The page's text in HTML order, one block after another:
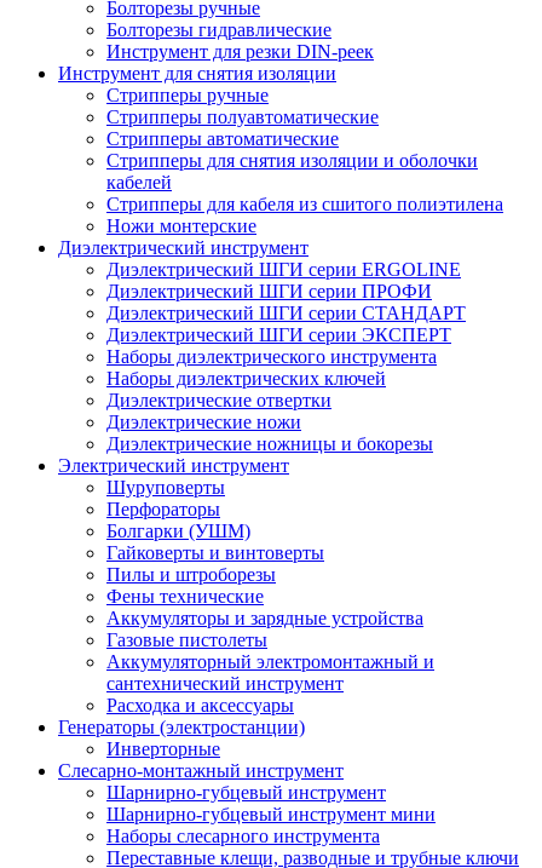
Болторезы ручные
Болторезы гидравлические
Инструмент для резки DIN-реек
Инструмент для снятия изоляции
Cтрипперы ручные
Cтрипперы полуавтоматические
Cтрипперы автоматические
Стрипперы для снятия изоляции и оболочки
кабелей
Стрипперы для кабеля из сшитого полиэтилена
Ножи монтерские
Диэлектрический инструмент
Диэлектрический ШГИ серии ERGOLINE
Диэлектрический ШГИ серии ПРОФИ
Диэлектрический ШГИ серии СТАНДАРТ
Диэлектрический ШГИ серии ЭКСПЕРТ
Наборы диэлектрического инструмента
Наборы диэлектрических ключей
Диэлектрические отвертки
Диэлектрические ножи
Диэлектрические ножницы и бокорезы
Электрический инструмент
Шуруповерты
Перфораторы
Болгарки (УШМ)
Гайковерты и винтоверты
Пилы и штроборезы
Фены технические
Аккумуляторы и зарядные устройства
Газовые пистолеты
Аккумуляторный электромонтажный и
сантехнический инструмент
Расходка и аксессуары
Генераторы (электростанции)
Инверторные
Слесарно-монтажный инструмент
Шарнирно-губцевый инструмент
Шарнирно-губцевый инструмент мини
Наборы слесарного инструмента
Переставные клещи, разводные и трубные ключи